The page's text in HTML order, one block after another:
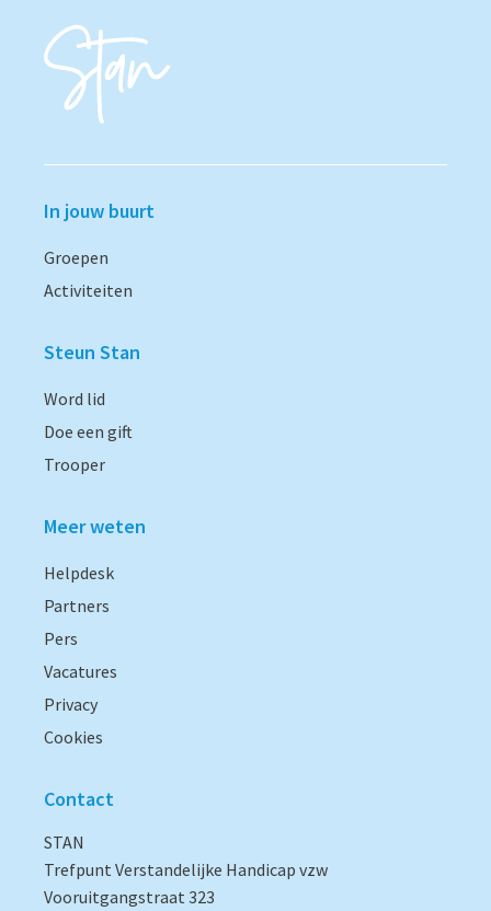
In jouw buurt
Groepen
Activiteiten
Steun Stan
Word lid
Doe een gift
Trooper
Meer weten
Helpdesk
Partners
Pers
Vacatures
Privacy
Cookies
Contact
STAN
Trefpunt Verstandelijke Handicap vzw
Vooruitgangstraat 323